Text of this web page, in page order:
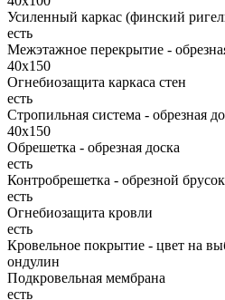
Усиленный каркас (финский
есть
Межэтажное перекрытие -
40х150
Огнебиозащита каркаса стен
есть
Стропильная система - обрезная
40х150
Обрешетка - обрезная доска
есть
Контробрешетка - обрезной брусок
есть
Огнебиозащита кровли
есть
Кровельное покрытие - цвет на
ондулин
Подкровельная мембрана
есть